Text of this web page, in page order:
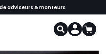
adviseurs & monteurs